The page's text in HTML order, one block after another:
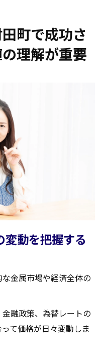
バランスを理解する
成功に繋がる理由
額で実現するための
基準を理解する
ラチナの特徴
素とは
の流れ
すための準備
点
の具体的なステッ
備と計画
買取業者の選び方
めの交渉術
ーケア
得るためのチェック
町で成功さ
理解が重要
変動を把握する
金属市場や経済全体の
融政策、為替レートの
て価格が日々変動しま